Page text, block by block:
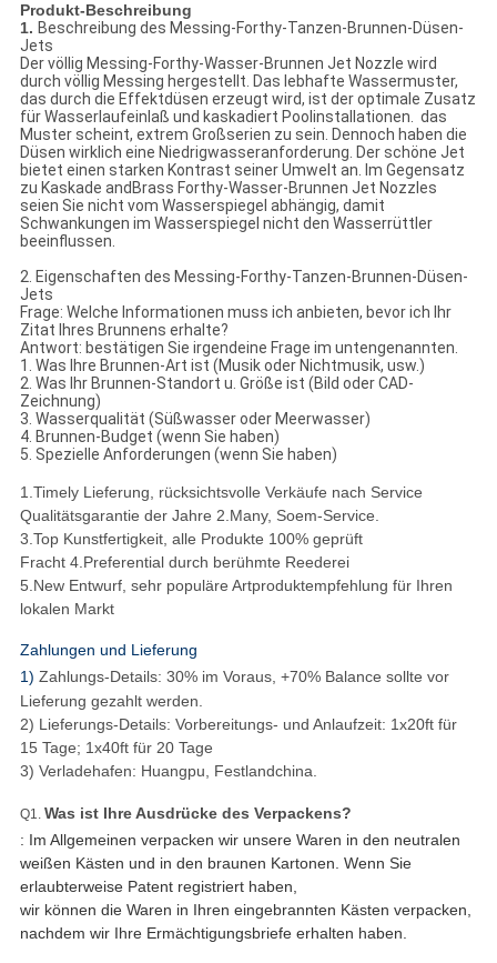
Produkt-Beschreibung
1. Beschreibung des Messing-Forthy-Tanzen-Brunnen-Düsen-
Jets
Der völlig Messing-Forthy-Wasser-Brunnen Jet Nozzle wird
durch völlig Messing hergestellt. Das lebhafte Wassermuster,
das durch die Effektdüsen erzeugt wird, ist der optimale Zusatz
für Wasserlaufeinlaß und kaskadiert Poolinstallationen. das
Muster scheint, extrem Großserien zu sein. Dennoch haben die
Düsen wirklich eine Niedrigwasseranforderung. Der schöne Jet
bietet einen starken Kontrast seiner Umwelt an. Im Gegensatz
zu Kaskade andBrass Forthy-Wasser-Brunnen Jet Nozzles
seien Sie nicht vom Wasserspiegel abhängig, damit
Schwankungen im Wasserspiegel nicht den Wasserrüttler
beeinflussen.
2. Eigenschaften des Messing-Forthy-Tanzen-Brunnen-Düsen-
Jets
Frage: Welche Informationen muss ich anbieten, bevor ich Ihr
Zitat Ihres Brunnens erhalte?
Antwort: bestätigen Sie irgendeine Frage im untengenannten.
1. Was Ihre Brunnen-Art ist (Musik oder Nichtmusik, usw.)
2. Was Ihr Brunnen-Standort u. Größe ist (Bild oder CAD-
Zeichnung)
3. Wasserqualität (Süßwasser oder Meerwasser)
4. Brunnen-Budget (wenn Sie haben)
5. Spezielle Anforderungen (wenn Sie haben)
1.Timely Lieferung, rücksichtsvolle Verkäufe nach Service
Qualitätsgarantie der Jahre 2.Many, Soem-Service.
3.Top Kunstfertigkeit, alle Produkte 100% geprüft
Fracht 4.Preferential durch berühmte Reederei
5.New Entwurf, sehr populäre Artproduktempfehlung für Ihren
lokalen Markt
Zahlungen und Lieferung
1) Zahlungs-Details: 30% im Voraus, +70% Balance sollte vor
Lieferung gezahlt werden.
2) Lieferungs-Details: Vorbereitungs- und Anlaufzeit: 1x20ft für
15 Tage; 1x40ft für 20 Tage
3) Verladehafen: Huangpu, Festlandchina.
Q1. Was ist Ihre Ausdrücke des Verpackens?
: Im Allgemeinen verpacken wir unsere Waren in den neutralen
weißen Kästen und in den braunen Kartonen. Wenn Sie
erlaubterweise Patent registriert haben,
wir können die Waren in Ihren eingebrannten Kästen verpacken,
nachdem wir Ihre Ermächtigungsbriefe erhalten haben.